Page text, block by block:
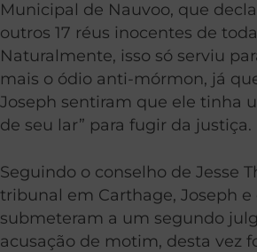
Municipal de Nauvoo, que
outros 17 réus inocentes de
Naturalmente, isso só serviu
mais o ódio anti-mórmon, já
Joseph sentiram que ele tinha
de seu lar” para fugir da justiça.
Seguindo o conselho de Jesse
tribunal em Carthage, Joseph e
submeteram a um segundo
acusação de motim, desta vez